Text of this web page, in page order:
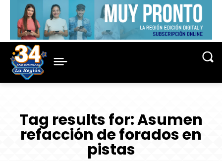
Tag results for:Asumen
refacción de forados en
pistas